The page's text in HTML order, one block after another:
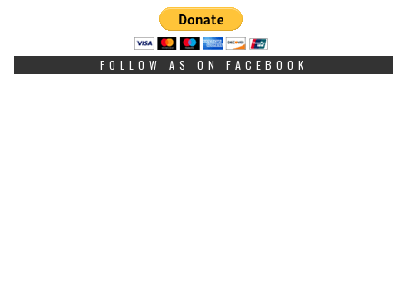
FOLLOW AS ON FACEBOOK